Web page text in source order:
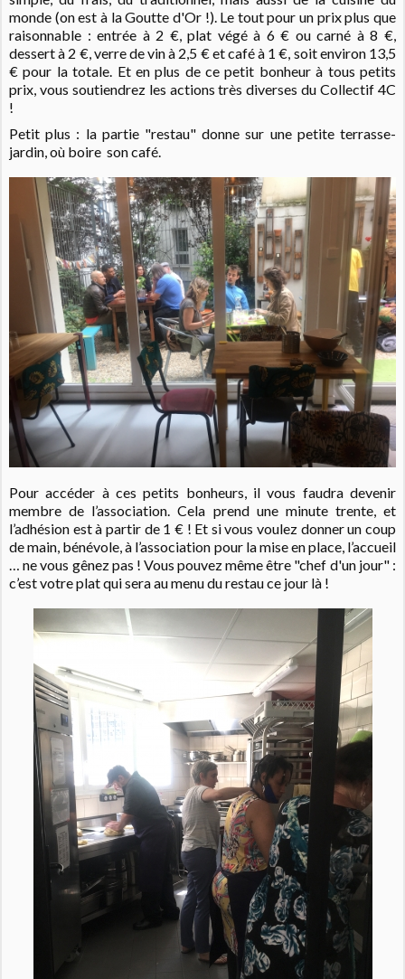
monde (on est à la Goutte d'Or !). Le tout pour un prix plus que
raisonnable : entrée à 2 €, plat végé à 6 € ou carné à 8 €,
dessert à 2 €, verre de vin à 2,5 € et café à 1 €, soit environ 13,5
€ pour la totale. Et en plus de ce petit bonheur à tous petits
prix, vous soutiendrez les actions très diverses du Collectif 4C
!
Petit plus : la partie "restau" donne sur une petite terrasse-
jardin, où boire son café.
Pour accéder à ces petits bonheurs, il vous faudra devenir
membre de l’association. Cela prend une minute trente, et
l’adhésion est à partir de 1 € ! Et si vous voulez donner un coup
de main, bénévole, à l’association pour la mise en place, l’accueil
… ne vous gênez pas ! Vous pouvez même être "chef d'un jour" :
c’est votre plat qui sera au menu du restau ce jour là !